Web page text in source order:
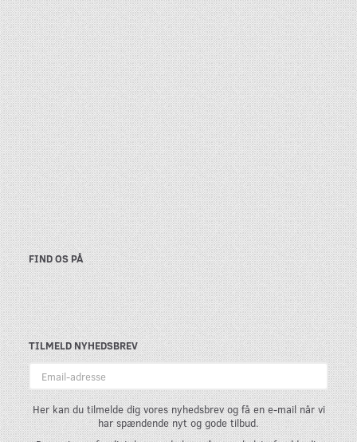
FIND OS PÅ
TILMELD NYHEDSBREV
Her kan du tilmelde dig vores nyhedsbrev og få en e-mail når vi
har spændende nyt og gode tilbud.